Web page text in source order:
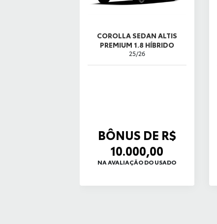
COROLLA SEDAN ALTIS
PREMIUM 1.8 HÍBRIDO
25/26
BÔNUS DE R$
10.000,00
NA AVALIAÇÃO DO USADO